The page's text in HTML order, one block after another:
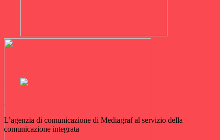
Vedi
i Servizi
L’agenzia di comunicazione di Mediagraf al servizio della
comunicazione integrata